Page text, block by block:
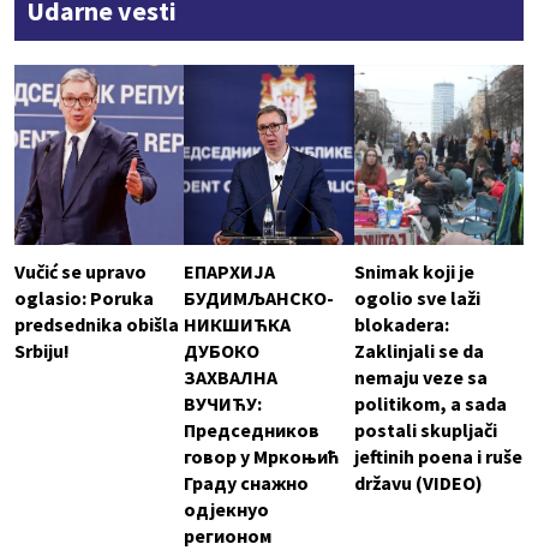
Udarne vesti
Vučić se upravo
oglasio: Poruka
predsednika obišla
Srbiju!
ЕПАРХИЈА
БУДИМЉАНСКО-
НИКШИЋКА
ДУБОКО
ЗАХВАЛНА
ВУЧИЋУ:
Председников
говор у Мркоњић
Граду снажно
одјекнуо
регионом
Snimak koji je
ogolio sve laži
blokadera:
Zaklinjali se da
nemaju veze sa
politikom, a sada
postali skupljači
jeftinih poena i ruše
državu (VIDEO)